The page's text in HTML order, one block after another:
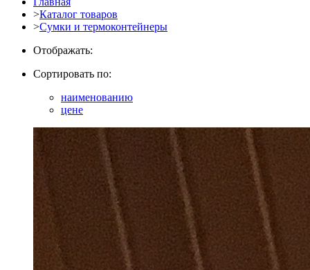
>Каталог товаров
>Сумки и термоконтейнеры
Отображать:
Сортировать по:
наименованию
цене